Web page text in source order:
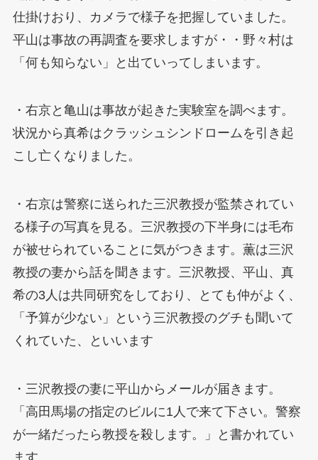
仕掛けおり、カメラで様子を把握していました。
平山は事故の再調査を要求しますが・・野々村は
「何も知らない」と出ていってしまいます。
・右京と亀山は事故が起きた実験室を調べます。
状況から真希はクラッシュシンドロームを引き起
こし亡くなりました。
・右京は警察に送られた三沢教授が監禁されてい
る様子の写真を見る。三沢教授の下半身には毛布
が被せられていることに気がつきます。薫は三沢
教授の妻から話を聞きます。三沢教授、平山、真
希の3人は共同研究をしており、とても仲がよく、
「予算が少ない」という三沢教授のグチも聞いて
くれていた、といいます
・三沢教授の妻に平山からメールが届きます。
「高田馬場の指定のビルに1人で来て下さい。警察
が一緒だったら教授を殺します。」と書かれてい